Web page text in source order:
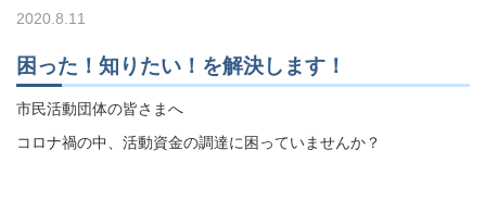
2020.8.11
困った！知りたい！を解決します！
市民活動団体の皆さまへ
コロナ禍の中、活動資金の調達に困っていませんか？